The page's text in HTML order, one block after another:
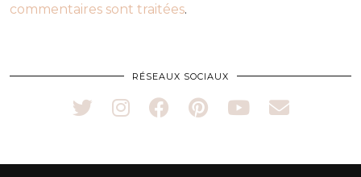
commentaires sont traitées.
RÉSEAUX SOCIAUX